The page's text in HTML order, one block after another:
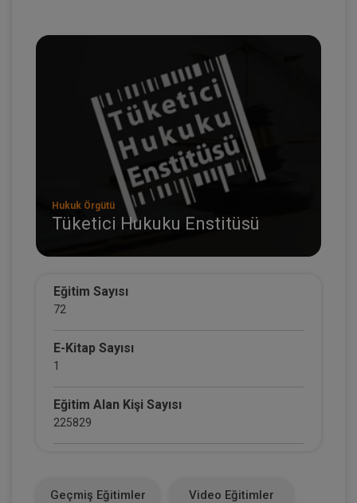
Hukuk Örgütü
Tüketici Hukuku Enstitüsü
Eğitim Sayısı
72
E-Kitap Sayısı
1
Eğitim Alan Kişi Sayısı
225829
Geçmiş Eğitimler Video Eğitimler